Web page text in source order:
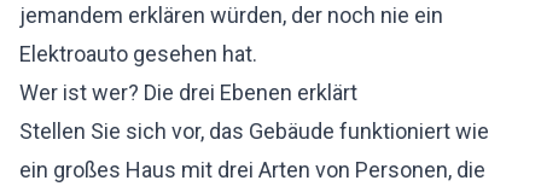
jemandem erklären würden, der noch nie ein
Elektroauto gesehen hat.
Wer ist wer? Die drei Ebenen erklärt
Stellen Sie sich vor, das Gebäude funktioniert wie
ein großes Haus mit drei Arten von Personen, die